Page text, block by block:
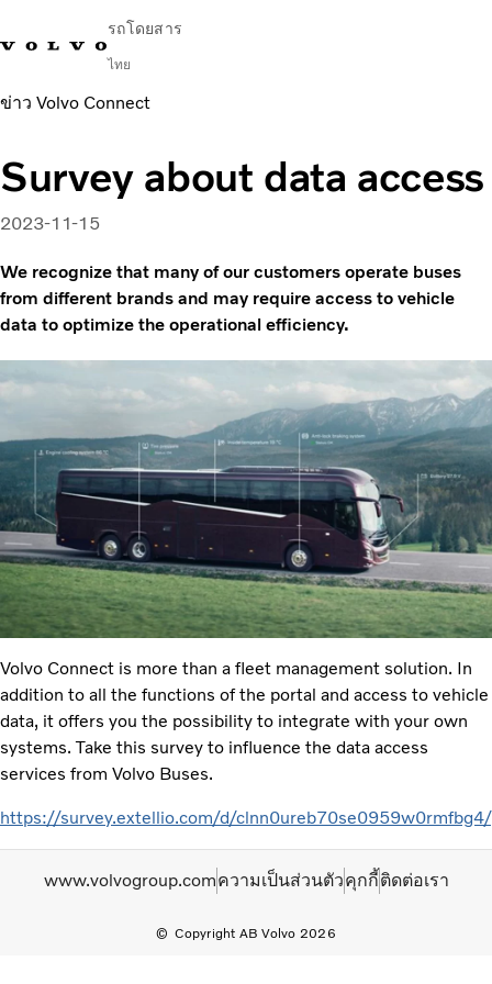
รถโดยสาร
ไทย
Change Marketติดต่อเราค้นหาตัวแทนจำหน่าย
ในเมืองและระหว่างเมือง
รถโค้ช
ทำไมต้องเป็น Volvo
ข่าวสารและเรื่องราว
ติดต่อ
ข่าว Volvo Connect
Survey about data access
2023-11-15
We recognize that many of our customers operate buses
from different brands and may require access to vehicle
data to optimize the operational efficiency.
Volvo Connect is more than a fleet management solution. In
addition to all the functions of the portal and access to vehicle
data, it offers you the possibility to integrate with your own
systems. Take this survey to influence the data access
services from Volvo Buses.
https://survey.extellio.com/d/clnn0ureb70se0959w0rmfbg4/
Copyright AB Volvo 2026
www.volvogroup.comความเป็นส่วนตัวคุกกี้ติดต่อเรา